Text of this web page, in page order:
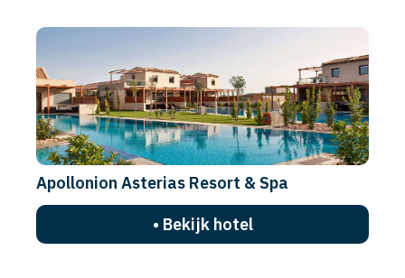
Apollonion Asterias Resort & Spa
• Bekijk hotel